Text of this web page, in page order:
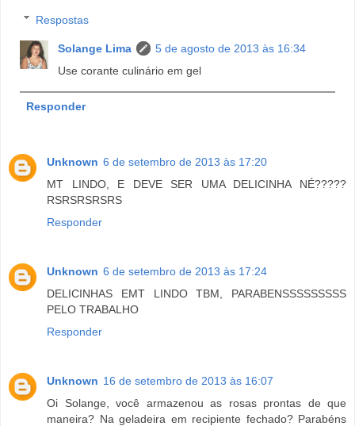
Respostas
Solange Lima
5 de agosto de 2013 às 16:34
Use corante culinário em gel
Responder
Unknown 6 de setembro de 2013 às 17:20
MT LINDO, E DEVE SER UMA DELICINHA NÉ?????
RSRSRSRSRS
Responder
Unknown 6 de setembro de 2013 às 17:24
DELICINHAS EMT LINDO TBM, PARABENSSSSSSSSS
PELO TRABALHO
Responder
Unknown 16 de setembro de 2013 às 16:07
Oi Solange, você armazenou as rosas prontas de que
maneira? Na geladeira em recipiente fechado? Parabéns